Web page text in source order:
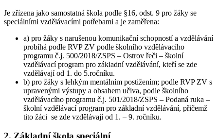
Je zřízena jako samostatná škola podle §16, odst. 9 pro žáky se
speciálními vzdělávacími potřebami a je zaměřena:
a) pro žáky s narušenou komunikační schopností a vzdělávání
probíhá podle RVP ZV podle školního vzdělávacího
programu č.j. 500/2018/ZSPS – Ostrov řeči – školní
vzdělávací program pro základní vzdělávání, kteří se zde
vzdělávají od 1. do 5.ročníku.
b) pro žáky s lehkým mentálním postižením; podle RVP ZV s
upravenými výstupy a obsahem učiva, podle školního
vzdělávacího programu č.j. 501/2018/ZSPS – Podaná ruka –
školní vzdělávací program pro základní vzdělávání, přičemž
tito žáci se zde vzdělávají od 1. – 9. ročníku.
2. Základní škola speciální